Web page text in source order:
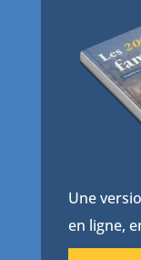
Une
en ligne,